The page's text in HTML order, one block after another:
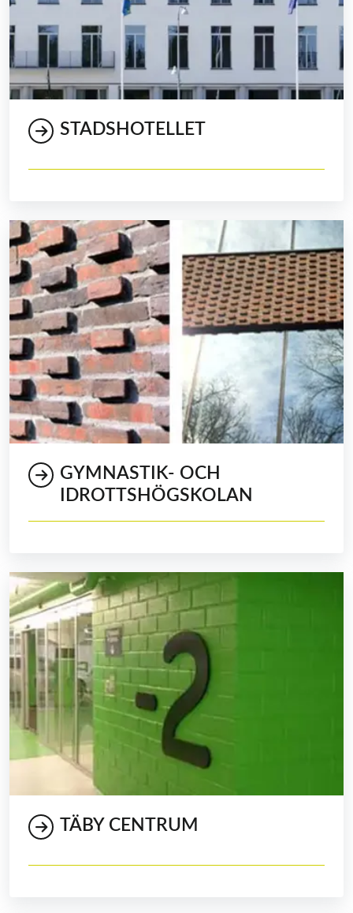
STADSHOTELLET
GYMNASTIK- OCH
IDROTTSHÖGSKOLAN
TÄBY CENTRUM